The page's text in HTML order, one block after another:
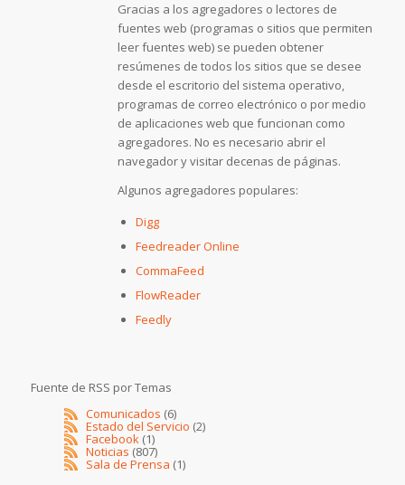
Gracias a los agregadores o lectores de
fuentes web (programas o sitios que permiten
leer fuentes web) se pueden obtener
resúmenes de todos los sitios que se desee
desde el escritorio del sistema operativo,
programas de correo electrónico o por medio
de aplicaciones web que funcionan como
agregadores. No es necesario abrir el
navegador y visitar decenas de páginas.
Algunos agregadores populares:
Digg
Feedreader Online
CommaFeed
FlowReader
Feedly
Fuente de RSS por Temas
Comunicados (6)
Estado del Servicio (2)
Facebook(1)
Noticias (807)
Sala de Prensa (1)